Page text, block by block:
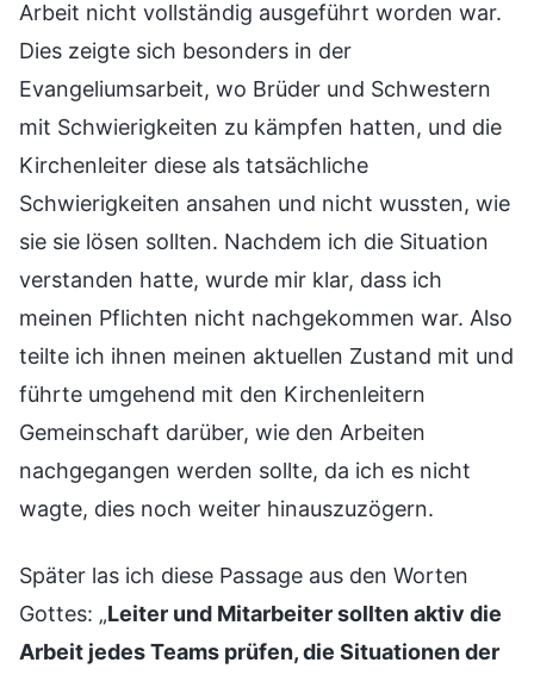
Arbeit nicht vollständig ausgeführt worden war.
Dies zeigte sich besonders in der
Evangeliumsarbeit, wo Brüder und Schwestern
mit Schwierigkeiten zu kämpfen hatten, und die
Kirchenleiter diese als tatsächliche
Schwierigkeiten ansahen und nicht wussten, wie
sie sie lösen sollten. Nachdem ich die Situation
verstanden hatte, wurde mir klar, dass ich
meinen Pflichten nicht nachgekommen war. Also
teilte ich ihnen meinen aktuellen Zustand mit und
führte umgehend mit den Kirchenleitern
Gemeinschaft darüber, wie den Arbeiten
nachgegangen werden sollte, da ich es nicht
wagte, dies noch weiter hinauszuzögern.
Später las ich diese Passage aus den Worten
Gottes: „Leiter und Mitarbeiter sollten aktiv die
Arbeit jedes Teams prüfen, die Situationen der